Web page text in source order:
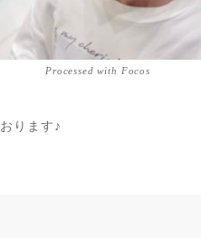
Processed with Focos
ります♪